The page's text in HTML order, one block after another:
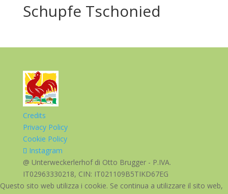
Schupfe Tschonied
Credits
Privacy Policy
Cookie Policy
Instagram
@ Unterweckerlerhof di Otto Brugger - P.IVA.
IT02963330218, CIN: IT021109B5TIKD67EG
Questo sito web utilizza i cookie. Se continua a utilizzare il sito web,